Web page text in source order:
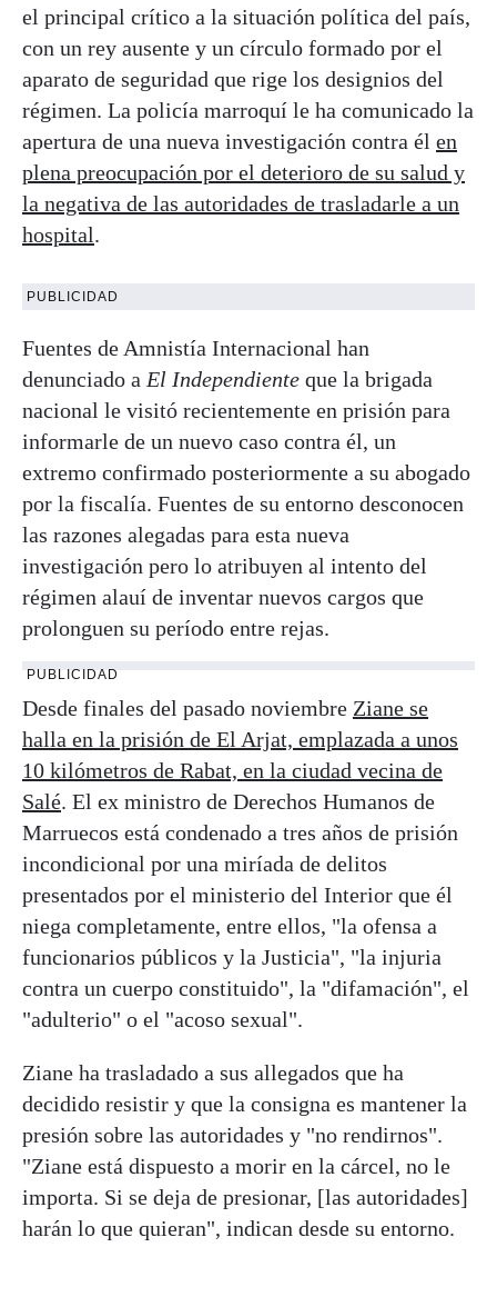
el principal crítico a la situación política del país,
con un rey ausente y un círculo formado por el
aparato de seguridad que rige los designios del
régimen. La policía marroquí le ha comunicado la
apertura de una nueva investigación contra él en
plena preocupación por el deterioro de su salud y
la negativa de las autoridades de trasladarle a un
hospital.
PUBLICIDAD
Fuentes de Amnistía Internacional han
denunciado a El Independiente que la brigada
nacional le visitó recientemente en prisión para
informarle de un nuevo caso contra él, un
extremo confirmado posteriormente a su abogado
por la fiscalía. Fuentes de su entorno desconocen
las razones alegadas para esta nueva
investigación pero lo atribuyen al intento del
régimen alauí de inventar nuevos cargos que
prolonguen su período entre rejas.
PUBLICIDAD
Desde finales del pasado noviembre Ziane se
halla en la prisión de El Arjat, emplazada a unos
10 kilómetros de Rabat, en la ciudad vecina de
Salé. El ex ministro de Derechos Humanos de
Marruecos está condenado a tres años de prisión
incondicional por una miríada de delitos
presentados por el ministerio del Interior que él
niega completamente, entre ellos, "la ofensa a
funcionarios públicos y la Justicia", "la injuria
contra un cuerpo constituido", la "difamación", el
"adulterio" o el "acoso sexual".
Ziane ha trasladado a sus allegados que ha
decidido resistir y que la consigna es mantener la
presión sobre las autoridades y "no rendirnos".
"Ziane está dispuesto a morir en la cárcel, no le
importa. Si se deja de presionar, [las autoridades]
harán lo que quieran", indican desde su entorno.